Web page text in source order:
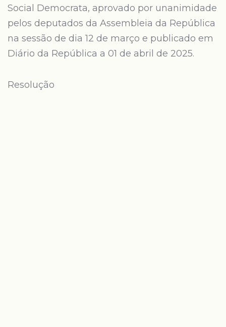
Social Democrata, aprovado por unanimidade
pelos deputados da Assembleia da República
na sessão de dia 12 de março e publicado em
Diário da República a 01 de abril de 2025.
Resolução